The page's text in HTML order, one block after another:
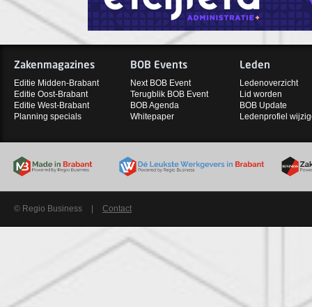
Zakenmagazines
Editie Midden-Brabant
Editie Oost-Brabant
Editie West-Brabant
Planning specials
BOB Events
Next BOB Event
Terugblik BOB Event
BOB Agenda
Whitepaper
Leden
Ledenoverzicht
Lid worden
BOB Update
Ledenprofiel
© Regio Business | Contact